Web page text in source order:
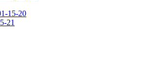
15-20
21